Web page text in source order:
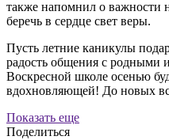
также напомнил о важности
беречь в сердце свет веры.
Пусть летние каникулы
радость общения с родными
Воскресной школе осенью
вдохновляющей! До новых
Показать еще
Поделиться